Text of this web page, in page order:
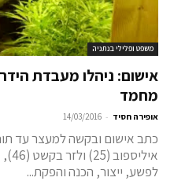
משפט ופלילי בנתניה
אישום: ניהלו מעבדת
מחמד
אופירה חסיד -
14/03/2016
כתב אישום ובקשה למעצר עד תום
לפשע, ייצור, הכנה והפקת...